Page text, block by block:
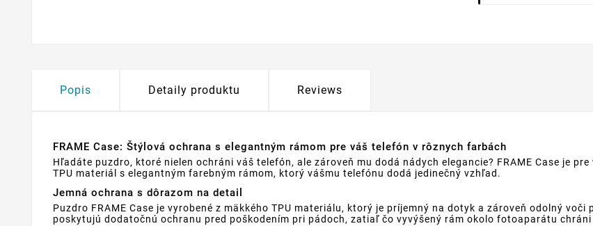
Popis Detaily produktu Reviews
FRAME Case: Štýlová ochrana s elegantným rámom pre váš telefón v rôznych farbách
Hľadáte puzdro, ktoré nielen ochráni váš telefón, ale zároveň mu dodá nádych elegancie? FRAME Case je
TPU materiál s elegantným farebným rámom, ktorý vášmu telefónu dodá jedinečný vzhľad.
Jemná ochrana s dôrazom na detail
Puzdro FRAME Case je vyrobené z mäkkého TPU materiálu, ktorý je príjemný na dotyk a zároveň odolný
poskytujú dodatočnú ochranu pred poškodením pri pádoch, zatiaľ čo vyvýšený rám okolo fotoaparátu